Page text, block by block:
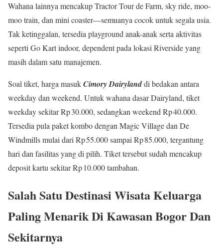
Wahana lainnya mencakup Tractor Tour de Farm, sky ride, moo-
moo train, dan mini coaster—semuanya cocok untuk segala usia.
Tak ketinggalan, tersedia playground anak-anak serta aktivitas
seperti Go Kart indoor, dependent pada lokasi Riverside yang
masih dalam satu manajemen.
Soal tiket, harga masukCimory Dairylanddi bedakan antara
weekday dan weekend. Untuk wahana dasar Dairyland, tiket
weekday sekitar Rp 30.000, sedangkan weekend Rp 40.000.
Tersedia pula paket kombo dengan Magic Village dan De
Windmills mulai dari Rp 55.000 sampai Rp 85.000, tergantung
hari dan fasilitas yang di pilih. Tiket tersebut sudah mencakup
deposit kartu sekitar Rp 10.000 tambahan.
Salah Satu Destinasi Wisata Keluarga
Paling Menarik Di Kawasan Bogor Dan
Sekitarnya